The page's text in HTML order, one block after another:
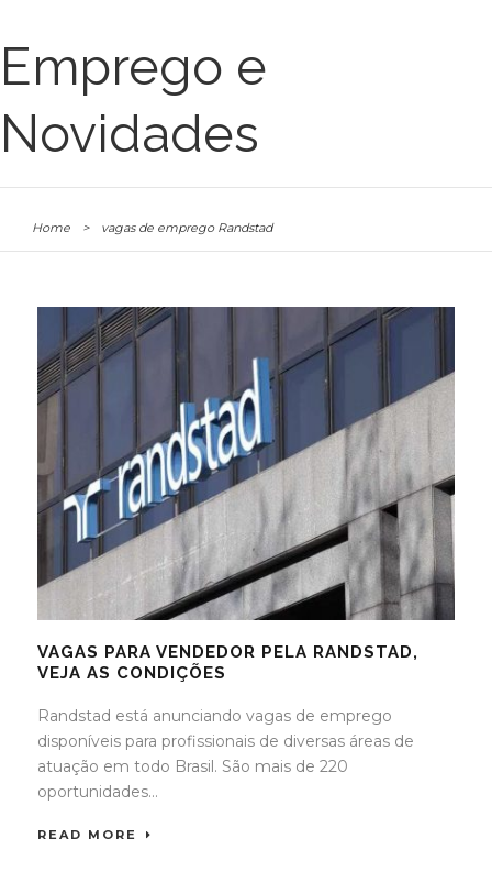
Emprego e
Novidades
Home > vagas de emprego Randstad
VAGAS PARA VENDEDOR PELA RANDSTAD,
VEJA AS CONDIÇÕES
Randstad está anunciando vagas de emprego
disponíveis para profissionais de diversas áreas de
atuação em todo Brasil. São mais de 220
oportunidades...
READ MORE